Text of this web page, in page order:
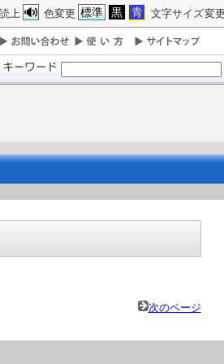
文字サイズ変更
色変更 標準 黒 青
読上
次のページ